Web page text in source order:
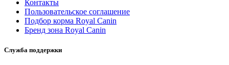
Контакты
Пользовательское соглашение
Подбор корма Royal Canin
Бренд зона Royal Canin
Служба поддержки